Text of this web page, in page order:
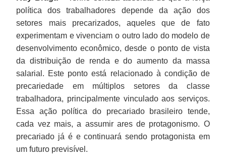
política dos trabalhadores depende da ação dos
setores mais precarizados, aqueles que de fato
experimentam e vivenciam o outro lado do modelo de
desenvolvimento econômico, desde o ponto de vista
da distribuição de renda e do aumento da massa
salarial. Este ponto está relacionado à condição de
precariedade em múltiplos setores da classe
trabalhadora, principalmente vinculado aos serviços.
Essa ação política do precariado brasileiro tende,
cada vez mais, a assumir ares de protagonismo. O
precariado já é e continuará sendo protagonista em
um futuro previsível.